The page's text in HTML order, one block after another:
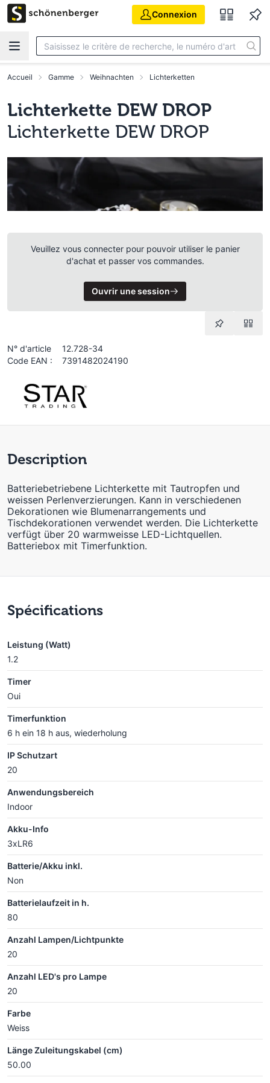
Aller au contenu principal
Connexion
Accueil Gamme Weihnachten Lichterketten
Lichterkette DEW DROP
Lichterkette DEW DROP
Veuillez vous connecter pour pouvoir utiliser le panier
d'achat et passer vos commandes.
Ouvrir une session
N° d'article
12.728-34
Code EAN :
7391482024190
Description
Batteriebetriebene Lichterkette mit Tautropfen und
weissen Perlenverzierungen. Kann in verschiedenen
Dekorationen wie Blumenarrangements und
Tischdekorationen verwendet werden. Die Lichterkette
verfügt über 20 warmweisse LED-Lichtquellen.
Batteriebox mit Timerfunktion.
Spécifications
Leistung (Watt)
1.2
Timer
Oui
Timerfunktion
6 h ein 18 h aus, wiederholung
IP Schutzart
20
Anwendungsbereich
Indoor
Akku-Info
3xLR6
Batterie/Akku inkl.
Non
Batterielaufzeit in h.
80
Anzahl Lampen/Lichtpunkte
20
Anzahl LED's pro Lampe
20
Farbe
Weiss
Länge Zuleitungskabel (cm)
50.00